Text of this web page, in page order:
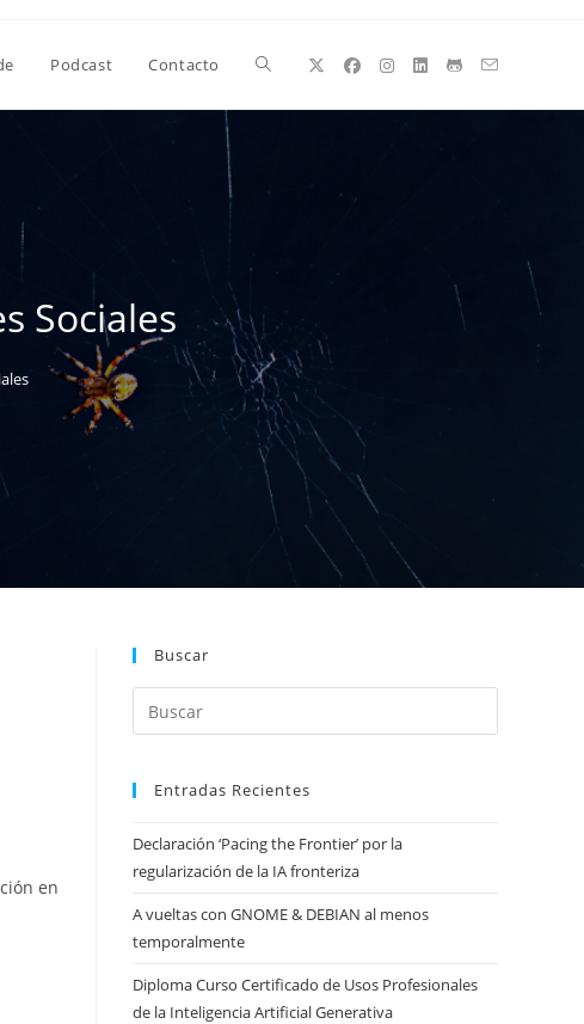
Podcast Contacto Alternar
la
web
Sociales
en
Buscar
Entradas Recientes
Declaración ‘Pacing the Frontier’ por la
regularización de la IA fronteriza
A vueltas con GNOME & DEBIAN al menos
temporalmente
Diploma Curso Certificado de Usos Profesionales
de la Inteligencia Artificial Generativa